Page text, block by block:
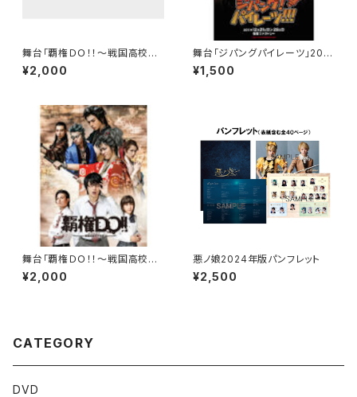
舞台「覇権ＤＯ！！〜戦国高校天
下布武〜」 2016年版【パンフレ
ット】
¥2,000
舞台「ジパングパイレーツ」2011
年版【パンフレット】
¥1,500
舞台「覇権ＤＯ！！～戦国高校天
下布武～」パンフレット
¥2,000
悪ノ娘2024年版パンフレット
¥2,500
CATEGORY
DVD